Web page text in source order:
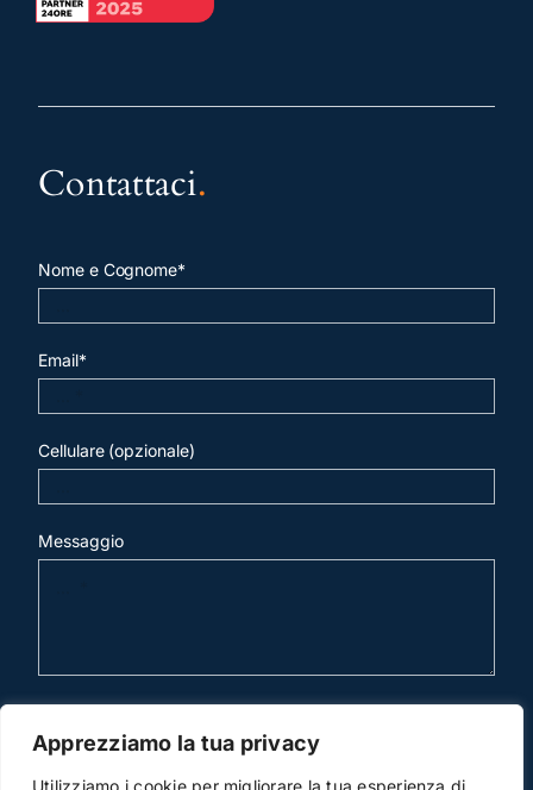
Apprezziamo la tua privacy
Utilizziamo i cookie per migliorare la tua esperienza di
Contattaci.
Nome e Cognome*
Email*
Cellulare (opzionale)
Messaggio